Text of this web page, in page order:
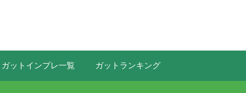
ガットインプレ一覧 ガットランキング